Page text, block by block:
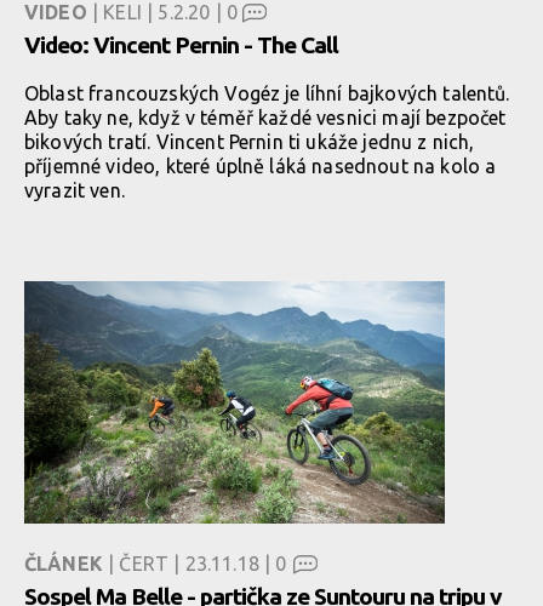
VIDEO | KELI | 5.2.20 | 0
Video: Vincent Pernin - The Call
Oblast francouzských Vogéz je líhní bajkových talentů.
Aby taky ne, když v téměř každé vesnici mají bezpočet
bikových tratí. Vincent Pernin ti ukáže jednu z nich,
příjemné video, které úplně láká nasednout na kolo a
vyrazit ven.
ČLÁNEK | ČERT | 23.11.18 | 0
Sospel Ma Belle - partička ze Suntouru na tripu v